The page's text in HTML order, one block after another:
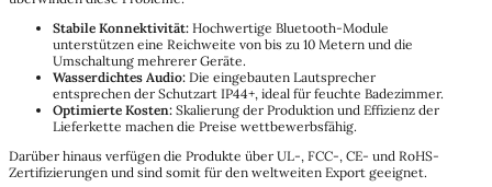
Stabile Konnektivität: Hochwertige Bluetooth-Module
unterstützen eine Reichweite von bis zu 10 Metern und die
Umschaltung mehrerer Geräte.
Wasserdichtes Audio: Die eingebauten Lautsprecher
entsprechen der Schutzart IP44+, ideal für feuchte Badezimmer.
Optimierte Kosten: Skalierung der Produktion und Effizienz der
Lieferkette machen die Preise wettbewerbsfähig.
Darüber hinaus verfügen die Produkte über UL-, FCC-, CE- und RoHS-
Zertifizierungen und sind somit für den weltweiten Export geeignet.